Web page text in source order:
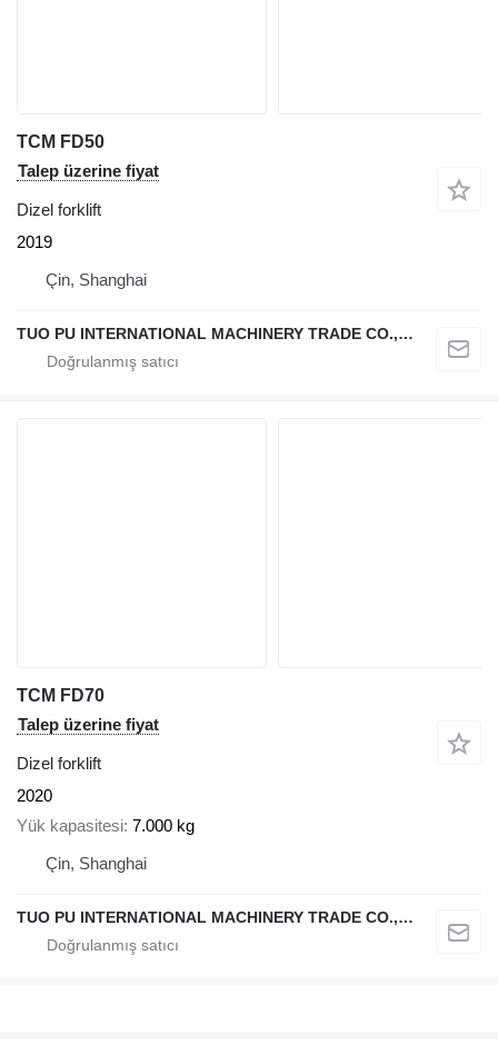
TCM FD50
Talep üzerine fiyat
Dizel forklift
2019
Çin, Shanghai
TUO PU INTERNATIONAL MACHINERY TRADE CO., LTD
TCM FD70
Talep üzerine fiyat
Dizel forklift
2020
Yük kapasitesi 7.000 kg
Çin, Shanghai
TUO PU INTERNATIONAL MACHINERY TRADE CO., LTD